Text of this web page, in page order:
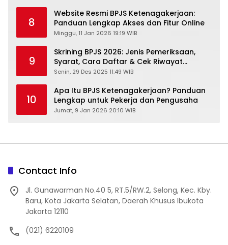
8
Website Resmi BPJS Ketenagakerjaan:
Panduan Lengkap Akses dan Fitur Online
Minggu, 11 Jan 2026 19:19 WIB
9
Skrining BPJS 2026: Jenis Pemeriksaan,
Syarat, Cara Daftar & Cek Riwayat
Kesehatan Gratis
Senin, 29 Des 2025 11:49 WIB
10
Apa Itu BPJS Ketenagakerjaan? Panduan
Lengkap untuk Pekerja dan Pengusaha
Jumat, 9 Jan 2026 20:10 WIB
Contact Info
Jl. Gunawarman No.40 5, RT.5/RW.2, Selong, Kec. Kby.
Baru, Kota Jakarta Selatan, Daerah Khusus Ibukota
Jakarta 12110
(021) 6220109